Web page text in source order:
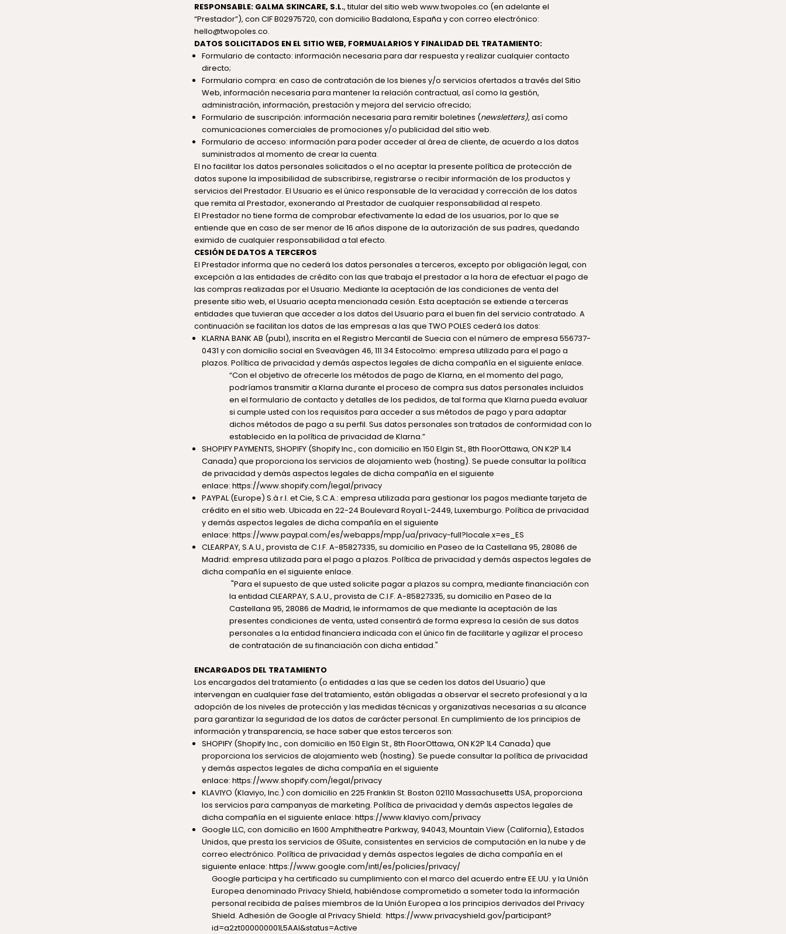
RESPONSABLE: GALMA SKINCARE, S.L., titular del sitio web www.twopoles.co (en adelante el
“Prestador”), con CIF B02975720, con domicilio Badalona, España y con correo electrónico:
hello@twopoles.co.
DATOS SOLICITADOS EN EL SITIO WEB, FORMUALARIOS Y FINALIDAD DEL TRATAMIENTO:
Formulario de contacto: información necesaria para dar respuesta y realizar cualquier contacto
directo;
Formulario compra: en caso de contratación de los bienes y/o servicios ofertados a través del Sitio
Web, información necesaria para mantener la relación contractual, así como la gestión,
administración, información, prestación y mejora del servicio ofrecido;
Formulario de suscripción: información necesaria para remitir boletines (newsletters), así como
comunicaciones comerciales de promociones y/o publicidad del sitio web.
Formulario de acceso: información para poder acceder al área de cliente, de acuerdo a los datos
suministrados al momento de crear la cuenta.
El no facilitar los datos personales solicitados o el no aceptar la presente política de protección de
datos supone la imposibilidad de subscribirse, registrarse o recibir información de los productos y
servicios del Prestador. El Usuario es el único responsable de la veracidad y corrección de los datos
que remita al Prestador, exonerando al Prestador de cualquier responsabilidad al respeto.
El Prestador no tiene forma de comprobar efectivamente la edad de los usuarios, por lo que se
entiende que en caso de ser menor de 16 años dispone de la autorización de sus padres, quedando
eximido de cualquier responsabilidad a tal efecto.
CESIÓN DE DATOS A TERCEROS
El Prestador informa que no cederá los datos personales a terceros, excepto por obligación legal, con
excepción a las entidades de crédito con las que trabaja el prestador a la hora de efectuar el pago de
las compras realizadas por el Usuario. Mediante la aceptación de las condiciones de venta del
presente sitio web, el Usuario acepta mencionada cesión. Esta aceptación se extiende a terceras
entidades que tuvieran que acceder a los datos del Usuario para el buen fin del servicio contratado. A
continuación se facilitan los datos de las empresas a las que TWO POLES cederá los datos:
KLARNA BANK AB (publ), inscrita en el Registro Mercantil de Suecia con el número de empresa 556737-
0431 y con domicilio social en Sveavägen 46, 111 34 Estocolmo: empresa utilizada para el pago a
plazos. Política de privacidad y demás aspectos legales de dicha compañía en el siguiente enlace.
“Con el objetivo de ofrecerle los métodos de pago de Klarna, en el momento del pago,
podríamos transmitir a Klarna durante el proceso de compra sus datos personales incluidos
en el formulario de contacto y detalles de los pedidos, de tal forma que Klarna pueda evaluar
si cumple usted con los requisitos para acceder a sus métodos de pago y para adaptar
dichos métodos de pago a su perfil. Sus datos personales son tratados de conformidad con lo
establecido en la política de privacidad de Klarna.”
SHOPIFY PAYMENTS, SHOPIFY (Shopify Inc., con domicilio en 150 Elgin St., 8th FloorOttawa, ON K2P 1L4
Canada) que proporciona los servicios de alojamiento web (hosting). Se puede consultar la política
de privacidad y demás aspectos legales de dicha compañía en el siguiente
enlace: https://www.shopify.com/legal/privacy
PAYPAL (Europe) S.à r.l. et Cie, S.C.A.: empresa utilizada para gestionar los pagos mediante tarjeta de
crédito en el sitio web. Ubicada en 22-24 Boulevard Royal L-2449, Luxemburgo. Política de privacidad
y demás aspectos legales de dicha compañía en el siguiente
enlace: https://www.paypal.com/es/webapps/mpp/ua/privacy-full?locale.x=es_ES
CLEARPAY, S.A.U., provista de C.I.F. A-85827335, su domicilio en Paseo de la Castellana 95, 28086 de
Madrid: empresa utilizada para el pago a plazos. Política de privacidad y demás aspectos legales de
dicha compañía en el siguiente enlace.
"Para el supuesto de que usted solicite pagar a plazos su compra, mediante financiación con
la entidad CLEARPAY, S.A.U., provista de C.I.F. A-85827335, su domicilio en Paseo de la
Castellana 95, 28086 de Madrid, le informamos de que mediante la aceptación de las
presentes condiciones de venta, usted consentirá de forma expresa la cesión de sus datos
personales a la entidad financiera indicada con el único fin de facilitarle y agilizar el proceso
de contratación de su financiación con dicha entidad."
ENCARGADOS DEL TRATAMIENTO
Los encargados del tratamiento (o entidades a las que se ceden los datos del Usuario) que
intervengan en cualquier fase del tratamiento, están obligadas a observar el secreto profesional y a la
adopción de los niveles de protección y las medidas técnicas y organizativas necesarias a su alcance
para garantizar la seguridad de los datos de carácter personal. En cumplimiento de los principios de
información y transparencia, se hace saber que estos terceros son:
SHOPIFY (Shopify Inc., con domicilio en 150 Elgin St., 8th FloorOttawa, ON K2P 1L4 Canada) que
proporciona los servicios de alojamiento web (hosting). Se puede consultar la política de privacidad
y demás aspectos legales de dicha compañía en el siguiente
enlace: https://www.shopify.com/legal/privacy
KLAVIYO (Klaviyo, Inc.) con domicilio en 225 Franklin St. Boston 02110 Massachusetts USA, proporciona
los servicios para campanyas de marketing. Política de privacidad y demás aspectos legales de
dicha compañía en el siguiente enlace: https://www.klaviyo.com/privacy
Google LLC, con domicilio en 1600 Amphitheatre Parkway, 94043, Mountain View (California), Estados
Unidos, que presta los servicios de GSuite, consistentes en servicios de computación en la nube y de
correo electrónico. Política de privacidad y demás aspectos legales de dicha compañía en el
siguiente enlace: https://www.google.com/intl/es/policies/privacy/
Google participa y ha certificado su cumplimiento con el marco del acuerdo entre EE.UU. y la Unión
Europea denominado Privacy Shield, habiéndose comprometido a someter toda la información
personal recibida de países miembros de la Unión Europea a los principios derivados del Privacy
Shield. Adhesión de Google al Privacy Shield: https://www.privacyshield.gov/participant?
id=a2zt000000001L5AAI&status=Active